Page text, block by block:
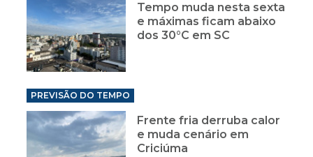
Tempo muda nesta sexta
e máximas ficam abaixo
dos 30°C em SC
PREVISÃO DO TEMPO
Frente fria derruba calor
e muda cenário em
Criciúma